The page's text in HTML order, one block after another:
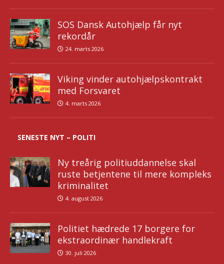
SOS Dansk Autohjælp får nyt
rekordår
24. marts 2026
Viking vinder autohjælpskontrakt
med Forsvaret
4. marts 2026
SENESTE NYT – POLITI
Ny treårig politiuddannelse skal
ruste betjentene til mere kompleks
kriminalitet
4. august 2026
Politiet hædrede 17 borgere for
ekstraordinær handlekraft
30. juli 2026